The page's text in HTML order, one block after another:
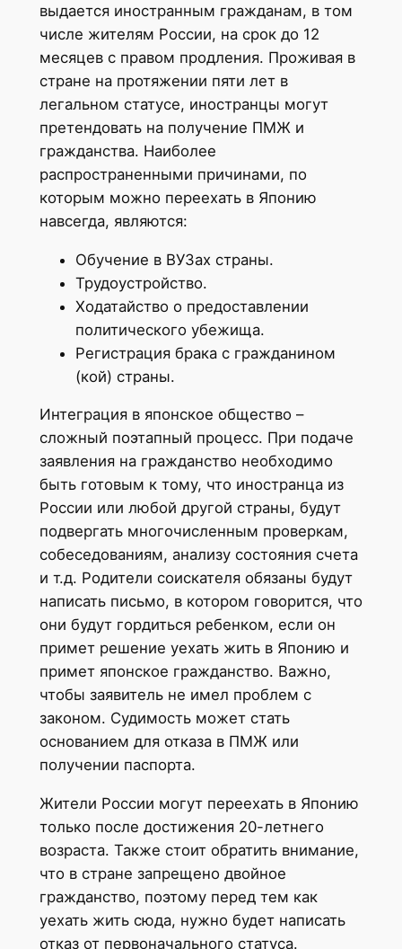
выдается иностранным гражданам, в том
числе жителям России, на срок до 12
месяцев с правом продления. Проживая в
стране на протяжении пяти лет в
легальном статусе, иностранцы могут
претендовать на получение ПМЖ и
гражданства. Наиболее
распространенными причинами, по
которым можно переехать в Японию
навсегда, являются:
Обучение в ВУЗах страны.
Трудоустройство.
Ходатайство о предоставлении
политического убежища.
Регистрация брака с гражданином
(кой) страны.
Интеграция в японское общество –
сложный поэтапный процесс. При подаче
заявления на гражданство необходимо
быть готовым к тому, что иностранца из
России или любой другой страны, будут
подвергать многочисленным проверкам,
собеседованиям, анализу состояния счета
и т.д. Родители соискателя обязаны будут
написать письмо, в котором говорится, что
они будут гордиться ребенком, если он
примет решение уехать жить в Японию и
примет японское гражданство. Важно,
чтобы заявитель не имел проблем с
законом. Судимость может стать
основанием для отказа в ПМЖ или
получении паспорта.
Жители России могут переехать в Японию
только после достижения 20-летнего
возраста. Также стоит обратить внимание,
что в стране запрещено двойное
гражданство, поэтому перед тем как
уехать жить сюда, нужно будет написать
отказ от первоначального статуса.